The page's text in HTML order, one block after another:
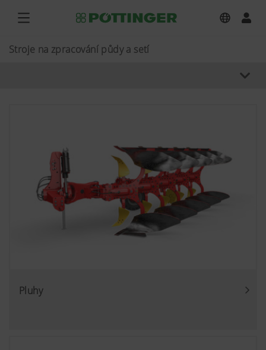
Stroje na zpracování půdy a setí
Pluhy